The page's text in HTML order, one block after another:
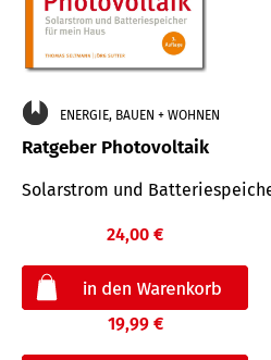
ENERGIE, BAUEN + WOHNEN
Ratgeber Photovoltaik
Solarstrom und
24,00 €
19,99 €